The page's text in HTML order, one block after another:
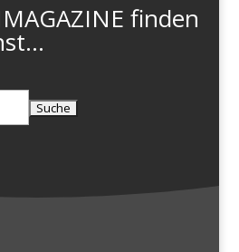
finden